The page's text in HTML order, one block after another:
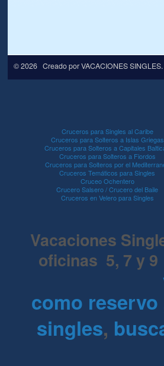
© 2026 Creado porVACACIONES SINGLES
Cruceros para Singles al Caribe
Cruceros para Solteros a Islas Griegas
Cruceros para Solteros a Capitales
Cruceros para Solteros a Fiordos
Cruceros para Solteros por el
Cruceros Temáticos para Singles
Cruceo Ochentero
Crucero Salsero / Crucero del Baile
Cruceros en Velero para Singles
Vacaciones
oficinas 5, 7 y
como reservo
singles,